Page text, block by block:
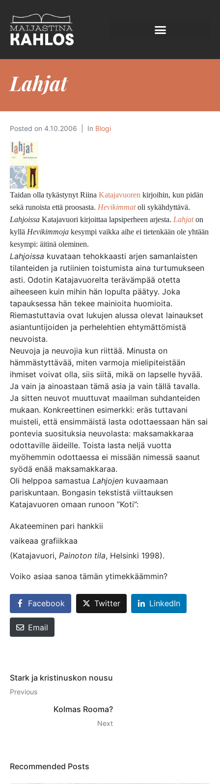
Lahjat
Posted on 4.10.2006 In Blogi
Taidan olla tykästynyt Riina Katajavuoren kirjoihin, kun pidän
sekä runoista että proosasta. Hevikimmatoli sykähdyttävä.
Lahjoissa Katajavuori kirjoittaa lapsiperheen arjesta. Lahjaton
kyllä Hevikimmoja kesympi vaikka aihe ei tietenkään ole yhtään
kesympi: äitinä oleminen.
Lahjoissa kuvataan tehokkaasti arjen samanlaisten
tilanteiden ja rutiinien toistumista aina turtumukseen
asti. Odotin Katajavuorelta terävämpää otetta
aiheeseen kuin mihin hän lopulta päätyy. Joka
tapauksessa hän tekee mainioita huomioita.
Riemastuttavia ovat lukujen alussa olevat lainaukset
asiantuntijoiden ja perhelehtien ehtymättömistä
neuvoista.
Neuvoja ja neuvojia kun riittää. Minusta on
hämmästyttävää, miten varmoja mielipiteistään
ihmiset voivat olla, siis siitä, mikä on lapselle hyvää.
Ja vain ja ainoastaan tämä asia ja vain tällä tavalla.
Ja sitten neuvot muuttuvat maailman suhdanteiden
mukaan. Konkreettinen esimerkki: eräs tuttavani
muisteli, että ensimmäistä lasta odottaessaan hän sai
pontevia suosituksia neuvolasta: maksamakkaraa
odottaville äideille. Toista lasta neljä vuotta
myöhemmin odottaessa ei missään nimessä saanut
syödä enää maksamakkaraa.
Oli helppoa samastua Lahjojen kuvaamaan
pariskuntaan. Bongasin tekstistä viittauksen
Katajavuoren omaan runoon ”Koti”:
Akateeminen pari hankkii
vaikeaa grafiikkaa
(Katajavuori, Painoton tila, Helsinki 1998).
Voiko asiaa sanoa tämän ytimekkäämmin?
Facebook Twitter LinkedIn
Email
Stark ja kristinuskon nousu
Previous
Kolmas Rooma?
Next
Recommended Posts